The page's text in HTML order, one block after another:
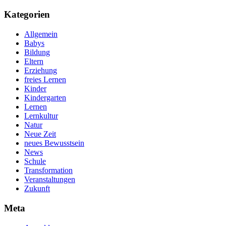
Kategorien
Allgemein
Babys
Bildung
Eltern
Erziehung
freies Lernen
Kinder
Kindergarten
Lernen
Lernkultur
Natur
Neue Zeit
neues Bewusstsein
News
Schule
Transformation
Veranstaltungen
Zukunft
Meta